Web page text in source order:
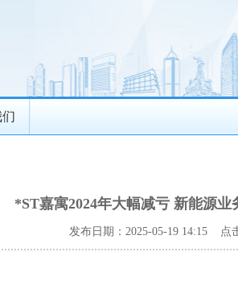
*ST嘉寓2024年大幅减亏 新能源业
发布日期：2025-05-19 14:15 点